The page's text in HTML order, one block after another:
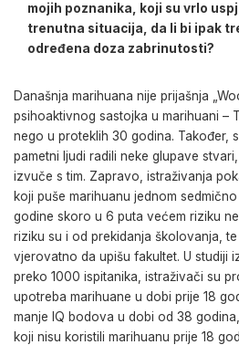
mojih poznanika, koji su vrlo
trenutna situacija, da li bi ipak
određena doza zabrinutosti?
Današnja marihuana nije prijašnja
psihoaktivnog sastojka u marihuani –
nego u proteklih 30 godina. Također,
pametni ljudi radili neke glupave
izvuče s tim. Zapravo, istraživanja
koji puše marihuanu jednom
godine skoro u 6 puta većem riziku
riziku su i od prekidanja školovanja,
vjerovatno da upišu fakultet. U studiji
preko 1000 ispitanika, istraživači su
upotreba marihuane u dobi prije 18
manje IQ bodova u dobi od 38
koji nisu koristili marihuanu prije 18